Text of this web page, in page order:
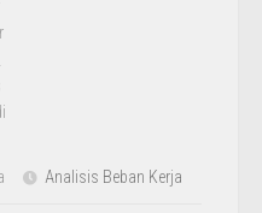
Analisis Beban Kerja